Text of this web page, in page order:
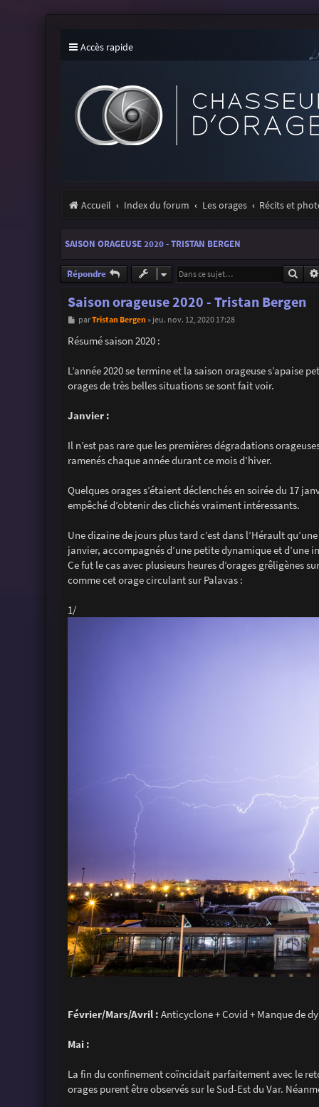
Accès rapide
Accueil Index du forum Les orages Récits et
SAISON ORAGEUSE 2020 - TRISTAN BERGEN
Répondre
Saison orageuse 2020 - Tristan Bergen
M
s
s
e
parTristan Bergen» jeu. nov. 12, 2020 17:28
Résumé saison 2020 :
L’année 2020 se termine et la saison orageuse s’apaise
orages de très belles situations se sont fait voir.
Janvier :
Il n’est pas rare que les premières dégradations
ramenés chaque année durant ce mois d’hiver.
Quelques orages s’étaient déclenchés en soirée du 17
empêché d’obtenir des clichés vraiment intéressants.
Une dizaine de jours plus tard c’est dans l’Hérault
janvier, accompagnés d’une petite dynamique et
Ce fut le cas avec plusieurs heures d’orages grêligènes
comme cet orage circulant sur Palavas :
1/
Février/Mars/Avril : Anticyclone + Covid + Manque de
Mai :
La fin du confinement coïncidait parfaitement avec le
orages purent être observés sur le Sud-Est du Var.